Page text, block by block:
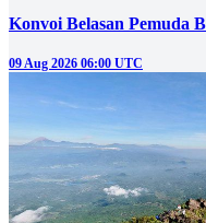
Konvoi Belasan Pemuda
09 Aug 2026 06:00 UTC